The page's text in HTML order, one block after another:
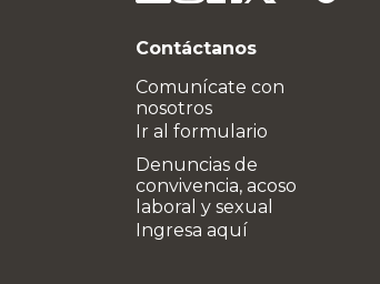
Contáctanos
Comunícate con
nosotros
Ir al formulario
Denuncias de
convivencia, acoso
laboral y sexual
Ingresa aquí